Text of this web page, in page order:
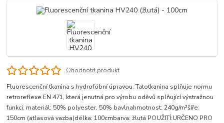
Ohodnotit produkt
Fluorescenční tkanina s hydrofóbní úpravou. Tatotkanina splňuje normu
retroreflexe EN 471, která jenutná pro výrobu oděvů splňující výstražnou
funkci. materiál: 50% polyester, 50% bavlnahmotnost: 240g/m²šíře:
150cm (atlasová vazba)délka: 100cmbarva: žlutá POUŽITÍ:URČENO PRO